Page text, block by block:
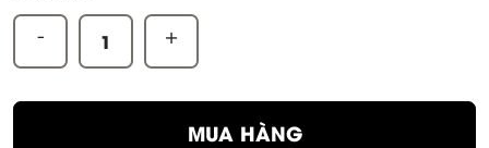
- +
MUA HÀNG